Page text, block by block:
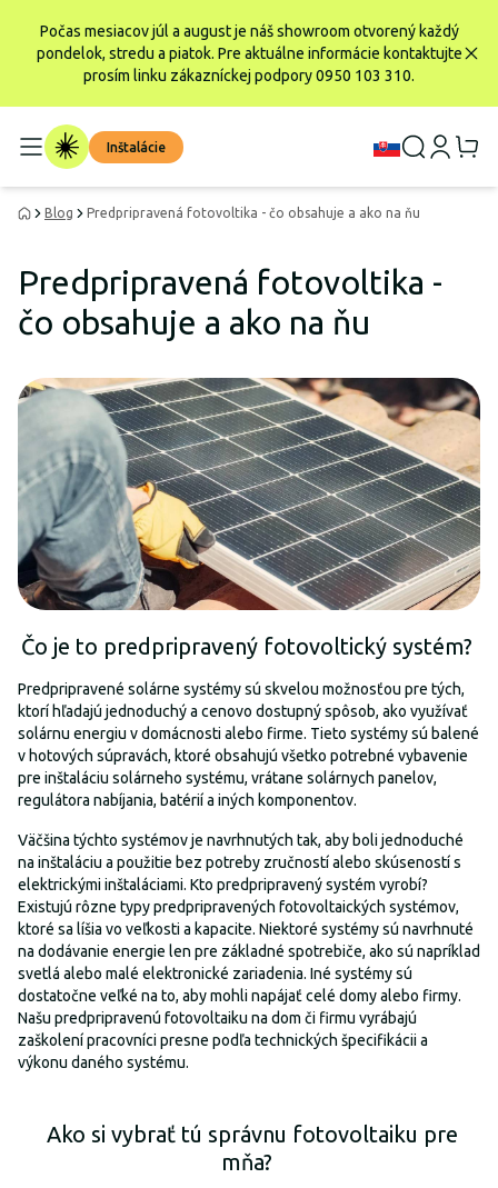
Počas mesiacov júl a august je náš showroom otvorený každý
pondelok, stredu a piatok. Pre aktuálne informácie kontaktujte
prosím linku zákazníckej podpory 0950 103 310.
Inštalácie
Blog Predpripravená fotovoltika - čo obsahuje a ako na ňu
Predpripravená fotovoltika -
čo obsahuje a ako na ňu
Čo je to predpripravený fotovoltický systém?
Predpripravené solárne systémy sú skvelou možnosťou pre tých,
ktorí hľadajú jednoduchý a cenovo dostupný spôsob, ako využívať
solárnu energiu v domácnosti alebo firme. Tieto systémy sú balené
v hotových súpravách, ktoré obsahujú všetko potrebné vybavenie
pre inštaláciu solárneho systému, vrátane solárnych panelov,
regulátora nabíjania, batérií a iných komponentov.
Väčšina týchto systémov je navrhnutých tak, aby boli jednoduché
na inštaláciu a použitie bez potreby zručností alebo skúseností s
elektrickými inštaláciami. Kto predpripravený systém vyrobí?
Existujú rôzne typy predpripravených fotovoltaických systémov,
ktoré sa líšia vo veľkosti a kapacite. Niektoré systémy sú navrhnuté
na dodávanie energie len pre základné spotrebiče, ako sú napríklad
svetlá alebo malé elektronické zariadenia. Iné systémy sú
dostatočne veľké na to, aby mohli napájať celé domy alebo firmy.
Našu predpripravenú fotovoltaiku na dom či firmu vyrábajú
zaškolení pracovníci presne podľa technických špecifikácii a
výkonu daného systému.
Ako si vybrať tú správnu fotovoltaiku pre
mňa?